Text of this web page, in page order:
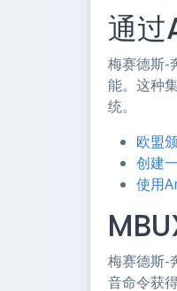
通
梅赛德斯-
能。这种
统。
欧盟
创建
使用
梅赛德斯-
音命令获